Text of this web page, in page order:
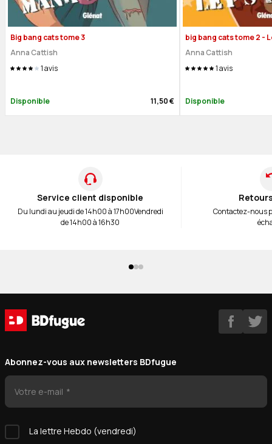
Big bang cats tome 3
Anna Cattish
1avis
Disponible 11,50 €
big bang cats tome 2 -
Anna Cattish
1avis
Disponible
Service client disponible
Du lundi au jeudi de 14h00 à 17h00Vendredi
de 14h00 à 16h30
Contactez-nous
Abonnez-vous aux newsletters BDfugue
Votre e-mail
La lettre Hebdo (vendredi)